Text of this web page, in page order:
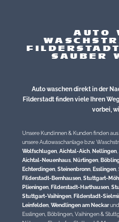
AUTO
SAUBER
Auto waschen direkt in der
Filderstadt finden viele Ihren
vorbei,
Unsere Kundinnen & Kunden finden
unsere Autowaschanlage bzw.
Wolfschlugen ,Aichtal-Aich Nellingen
Aichtal-Neuenhaus Nürtingen
Echterdingen ,Steinenbronn Esslingen ,
Filderstadt-Bernhausen ,Stuttgart-
Plieningen Filderstadt-Harthausen ,
Stuttgart-Vaihingen Filderstadt-
Leinfelden ,Wendlingen am Neckar
Esslingen, Böblingen, Vaihingen &